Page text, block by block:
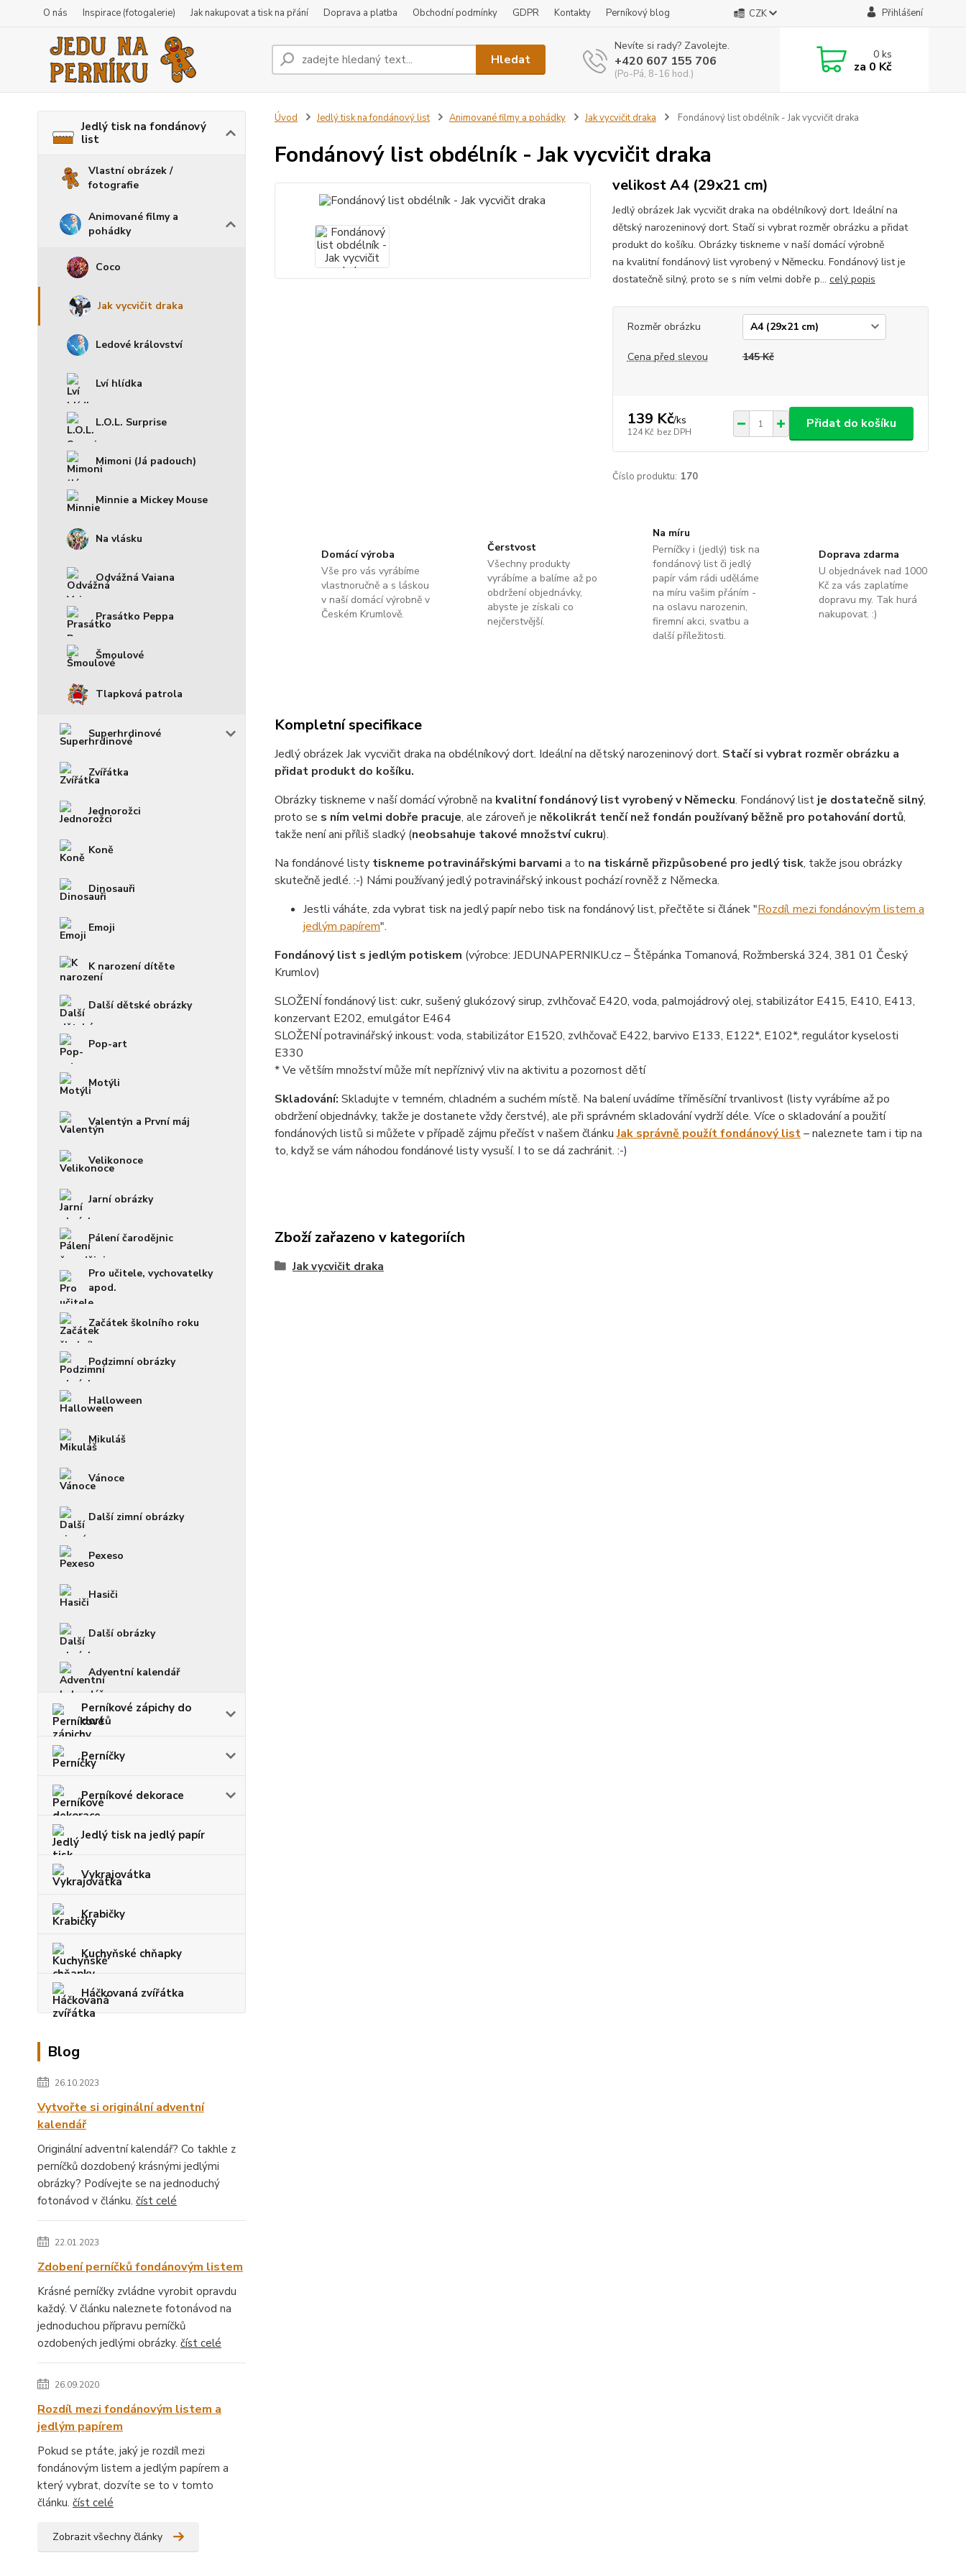
O nás Inspirace (fotogalerie) Jak nakupovat a tisk na přání Doprava a platba Obchodní podmínky GDPR Kontakty Perníkový blog CZK Přihlášení
Hledat
Nevíte si rady? Zavolejte.
+420 607 155 706
(Po-Pá, 8-16 hod.)
0ks
za 0 Kč
Jedlý tisk na fondánový
list
Vlastní obrázek /
fotografie
Animované filmy a
pohádky
Coco
Jak vycvičit draka
Ledové království
Lví hlídka
L.O.L. Surprise
Mimoni (Já padouch)
Minnie a Mickey Mouse
Na vlásku
Odvážná Vaiana
Prasátko Peppa
Šmoulové
Tlapková patrola
Superhrdinové
Zvířátka
Jednorožci
Koně
Dinosauři
Emoji
K narození dítěte
Další dětské obrázky
Pop-art
Motýli
Valentýn a První máj
Velikonoce
Jarní obrázky
Pálení čarodějnic
Pro učitele, vychovatelky
apod.
Začátek školního roku
Podzimní obrázky
Halloween
Mikuláš
Vánoce
Další zimní obrázky
Pexeso
Hasiči
Další obrázky
Adventní kalendář
Perníkové zápichy do
dortů
Perníčky
Perníkové dekorace
Jedlý tisk na jedlý papír
Vykrajovátka
Krabičky
Kuchyňské chňapky
Háčkovaná zvířátka
Blog
26.10.2023
Vytvořte si originální adventní
kalendář
Originální adventní kalendář? Co takhle z
perníčků dozdobený krásnými jedlými
obrázky? Podívejte se na jednoduchý
fotonávod v článku. číst celé
22.01.2023
Zdobení perníčků fondánovým listem
Krásné perníčky zvládne vyrobit opravdu
každý. V článku naleznete fotonávod na
jednoduchou přípravu perníčků
ozdobených jedlými obrázky. číst celé
26.09.2020
Rozdíl mezi fondánovým listem a
jedlým papírem
Pokud se ptáte, jaký je rozdíl mezi
fondánovým listem a jedlým papírem a
který vybrat, dozvíte se to v tomto
článku. číst celé
Zobrazit všechny články
Úvod Jedlý tisk na fondánový list Animované filmy a pohádky Jak vycvičit draka Fondánový list obdélník - Jak vycvičit draka
Fondánový list obdélník - Jak vycvičit draka
velikost A4 (29x21 cm)
Jedlý obrázek Jak vycvičit draka na obdélníkový dort. Ideální na
dětský narozeninový dort. Stačí si vybrat rozměr obrázku a přidat
produkt do košíku. Obrázky tiskneme v naší domácí výrobně
na kvalitní fondánový list vyrobený v Německu. Fondánový list je
dostatečně silný, proto se s ním velmi dobře p... celý popis
Rozměr obrázku
Cena před slevou 145 Kč
139 Kč/ks
124 Kč bez DPH
Přidat do košíku
Číslo produktu: 170
Domácí výroba
Vše pro vás vyrábíme
vlastnoručně a s láskou
v naší domácí výrobně v
Českém Krumlově.
Čerstvost
Všechny produkty
vyrábíme a balíme až po
obdržení objednávky,
abyste je získali co
nejčerstvější.
Na míru
Perníčky i (jedlý) tisk na
fondánový list či jedlý
papír vám rádi uděláme
na míru vašim přáním -
na oslavu narozenin,
firemní akci, svatbu a
další příležitosti.
Doprava zdarma
U objednávek nad 1000
Kč za vás zaplatíme
dopravu my. Tak hurá
nakupovat. :)
Kompletní specifikace
Jedlý obrázek Jak vycvičit draka na obdélníkový dort. Ideální na dětský narozeninový dort. Stačí si vybrat rozměr obrázku a
přidat produkt do košíku.
Obrázky tiskneme v naší domácí výrobně na kvalitní fondánový list vyrobený v Německu. Fondánový list je dostatečně silný,
proto se s ním velmi dobře pracuje, ale zároveň je několikrát tenčí než fondán používaný běžně pro potahování dortů,
takže není ani příliš sladký (neobsahuje takové množství cukru).
Na fondánové listy tiskneme potravinářskými barvami a to na tiskárně přizpůsobené pro jedlý tisk, takže jsou obrázky
skutečně jedlé. :-) Námi používaný jedlý potravinářský inkoust pochází rovněž z Německa.
Jestli váháte, zda vybrat tisk na jedlý papír nebo tisk na fondánový list, přečtěte si článek "Rozdíl mezi fondánovým listem a
jedlým papírem".
Fondánový list s jedlým potiskem (výrobce: JEDUNAPERNIKU.cz – Štěpánka Tomanová, Rožmberská 324, 381 01 Český
Krumlov)
SLOŽENÍ fondánový list: cukr, sušený glukózový sirup, zvlhčovač E420, voda, palmojádrový olej, stabilizátor E415, E410, E413,
konzervant E202, emulgátor E464
SLOŽENÍ potravinářský inkoust: voda, stabilizátor E1520, zvlhčovač E422, barvivo E133, E122*, E102*, regulátor kyselosti
E330
* Ve větším množství může mít nepříznivý vliv na aktivitu a pozornost dětí
Skladování: Skladujte v temném, chladném a suchém místě. Na balení uvádíme tříměsíční trvanlivost (listy vyrábíme až po
obdržení objednávky, takže je dostanete vždy čerstvé), ale při správném skladování vydrží déle. Více o skladování a použití
fondánových listů si můžete v případě zájmu přečíst v našem článkuJak správně použít fondánový list– naleznete tam i tip na
to, když se vám náhodou fondánové listy vysuší. I to se dá zachránit. :-)
Zboží zařazeno v kategoriích
Jak vycvičit draka